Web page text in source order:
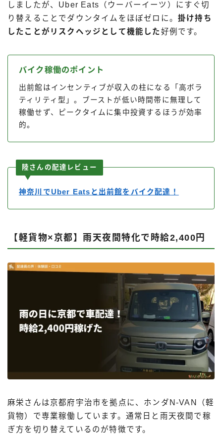
しましたが、Uber Eats（ウーバーイーツ）にすぐ切
り替えることでダウンタイムをほぼゼロに。 掛け持ち
したことがリスクヘッジとして機能した好例です。
バイク稼働のポイント
出前館はインセンティブが収入の柱になる「高ボラ
ティリティ型」。ブーストが低い時間帯に無理して
稼働せず、ピークタイムに集中投資するほうが効率
的。
陸さんの配達レビュー
神奈川でUber Eatsと出前館をバイク配達！
【軽貨物×京都】雨天夜間特化で時給2,400円
麻栄さんは京都府宇治市を拠点に、ホンダN-VAN（軽
貨物）で専業稼働しています。通常日と雨天夜間で稼
ぎ方を切り替えているのが特徴です。